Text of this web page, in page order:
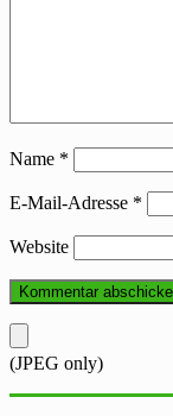
Name *
E-Mail-Adresse *
Website
(JPEG only)